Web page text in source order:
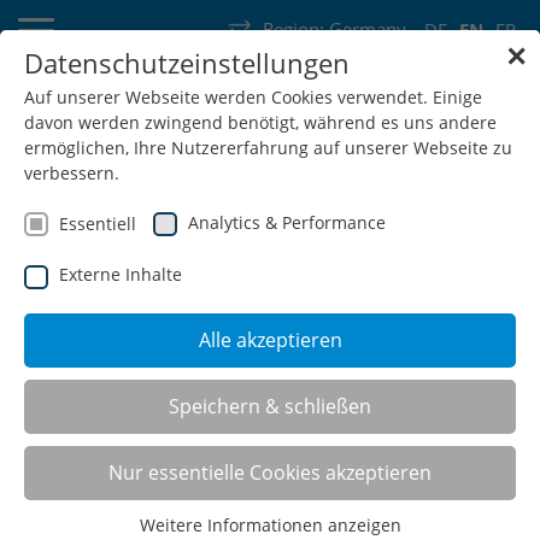
DE EN FR
Region: Germany
Germany Switzerland Austria Belgium
Luxembourg Netherlands Wallonia
SHOP
Drawer cabinets
✕
Datenschutzeinstellungen
Auf unserer Webseite werden Cookies verwendet. Einige
davon werden zwingend benötigt, während es uns andere
ermöglichen, Ihre Nutzererfahrung auf unserer Webseite zu
verbessern.
Essentiell Analytics & Performance
Externe Inhalte
Alle akzeptieren
Speichern & schließen
Nur essentielle Cookies akzeptieren
Weitere Informationen anzeigen